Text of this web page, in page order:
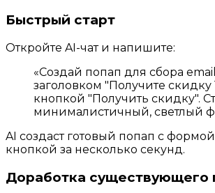
Быстрый старт
Откройте AI-чат и напишите:
«Создай попап для сбора
заголовком "Получите скидку
кнопкой "Получить скидку".
минималистичный, светлый
AI создаст готовый попап с
кнопкой за несколько секунд.
Доработка существующего